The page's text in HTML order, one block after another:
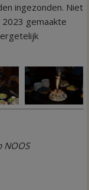
ingezonden. Niet
gemaakte
NOOS